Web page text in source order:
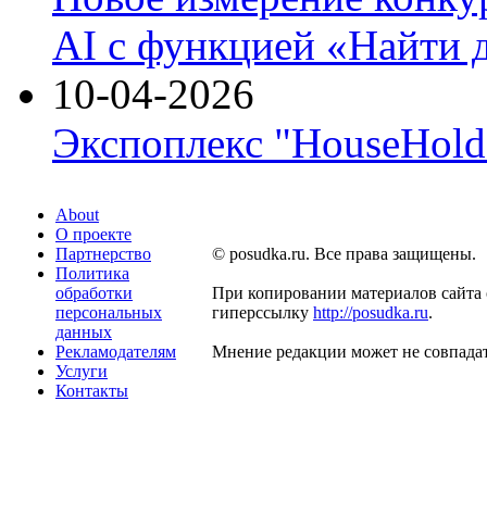
AI с функцией «Найти
10-04-2026
Экспоплекс
About
О проекте
Партнерство
Политика
обработки
персональных
данных
Рекламодателям
Услуги
Контакты
© posudka.ru. Все права защищены.
При копировании материалов сайта
гиперссылку http://posudka.ru.
Мнение редакции может не